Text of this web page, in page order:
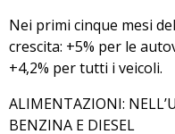
Nei primi cinque mesi
crescita: +5% per le
+4,2% per tutti i veicoli.
ALIMENTAZIONI:
BENZINA E DIESEL